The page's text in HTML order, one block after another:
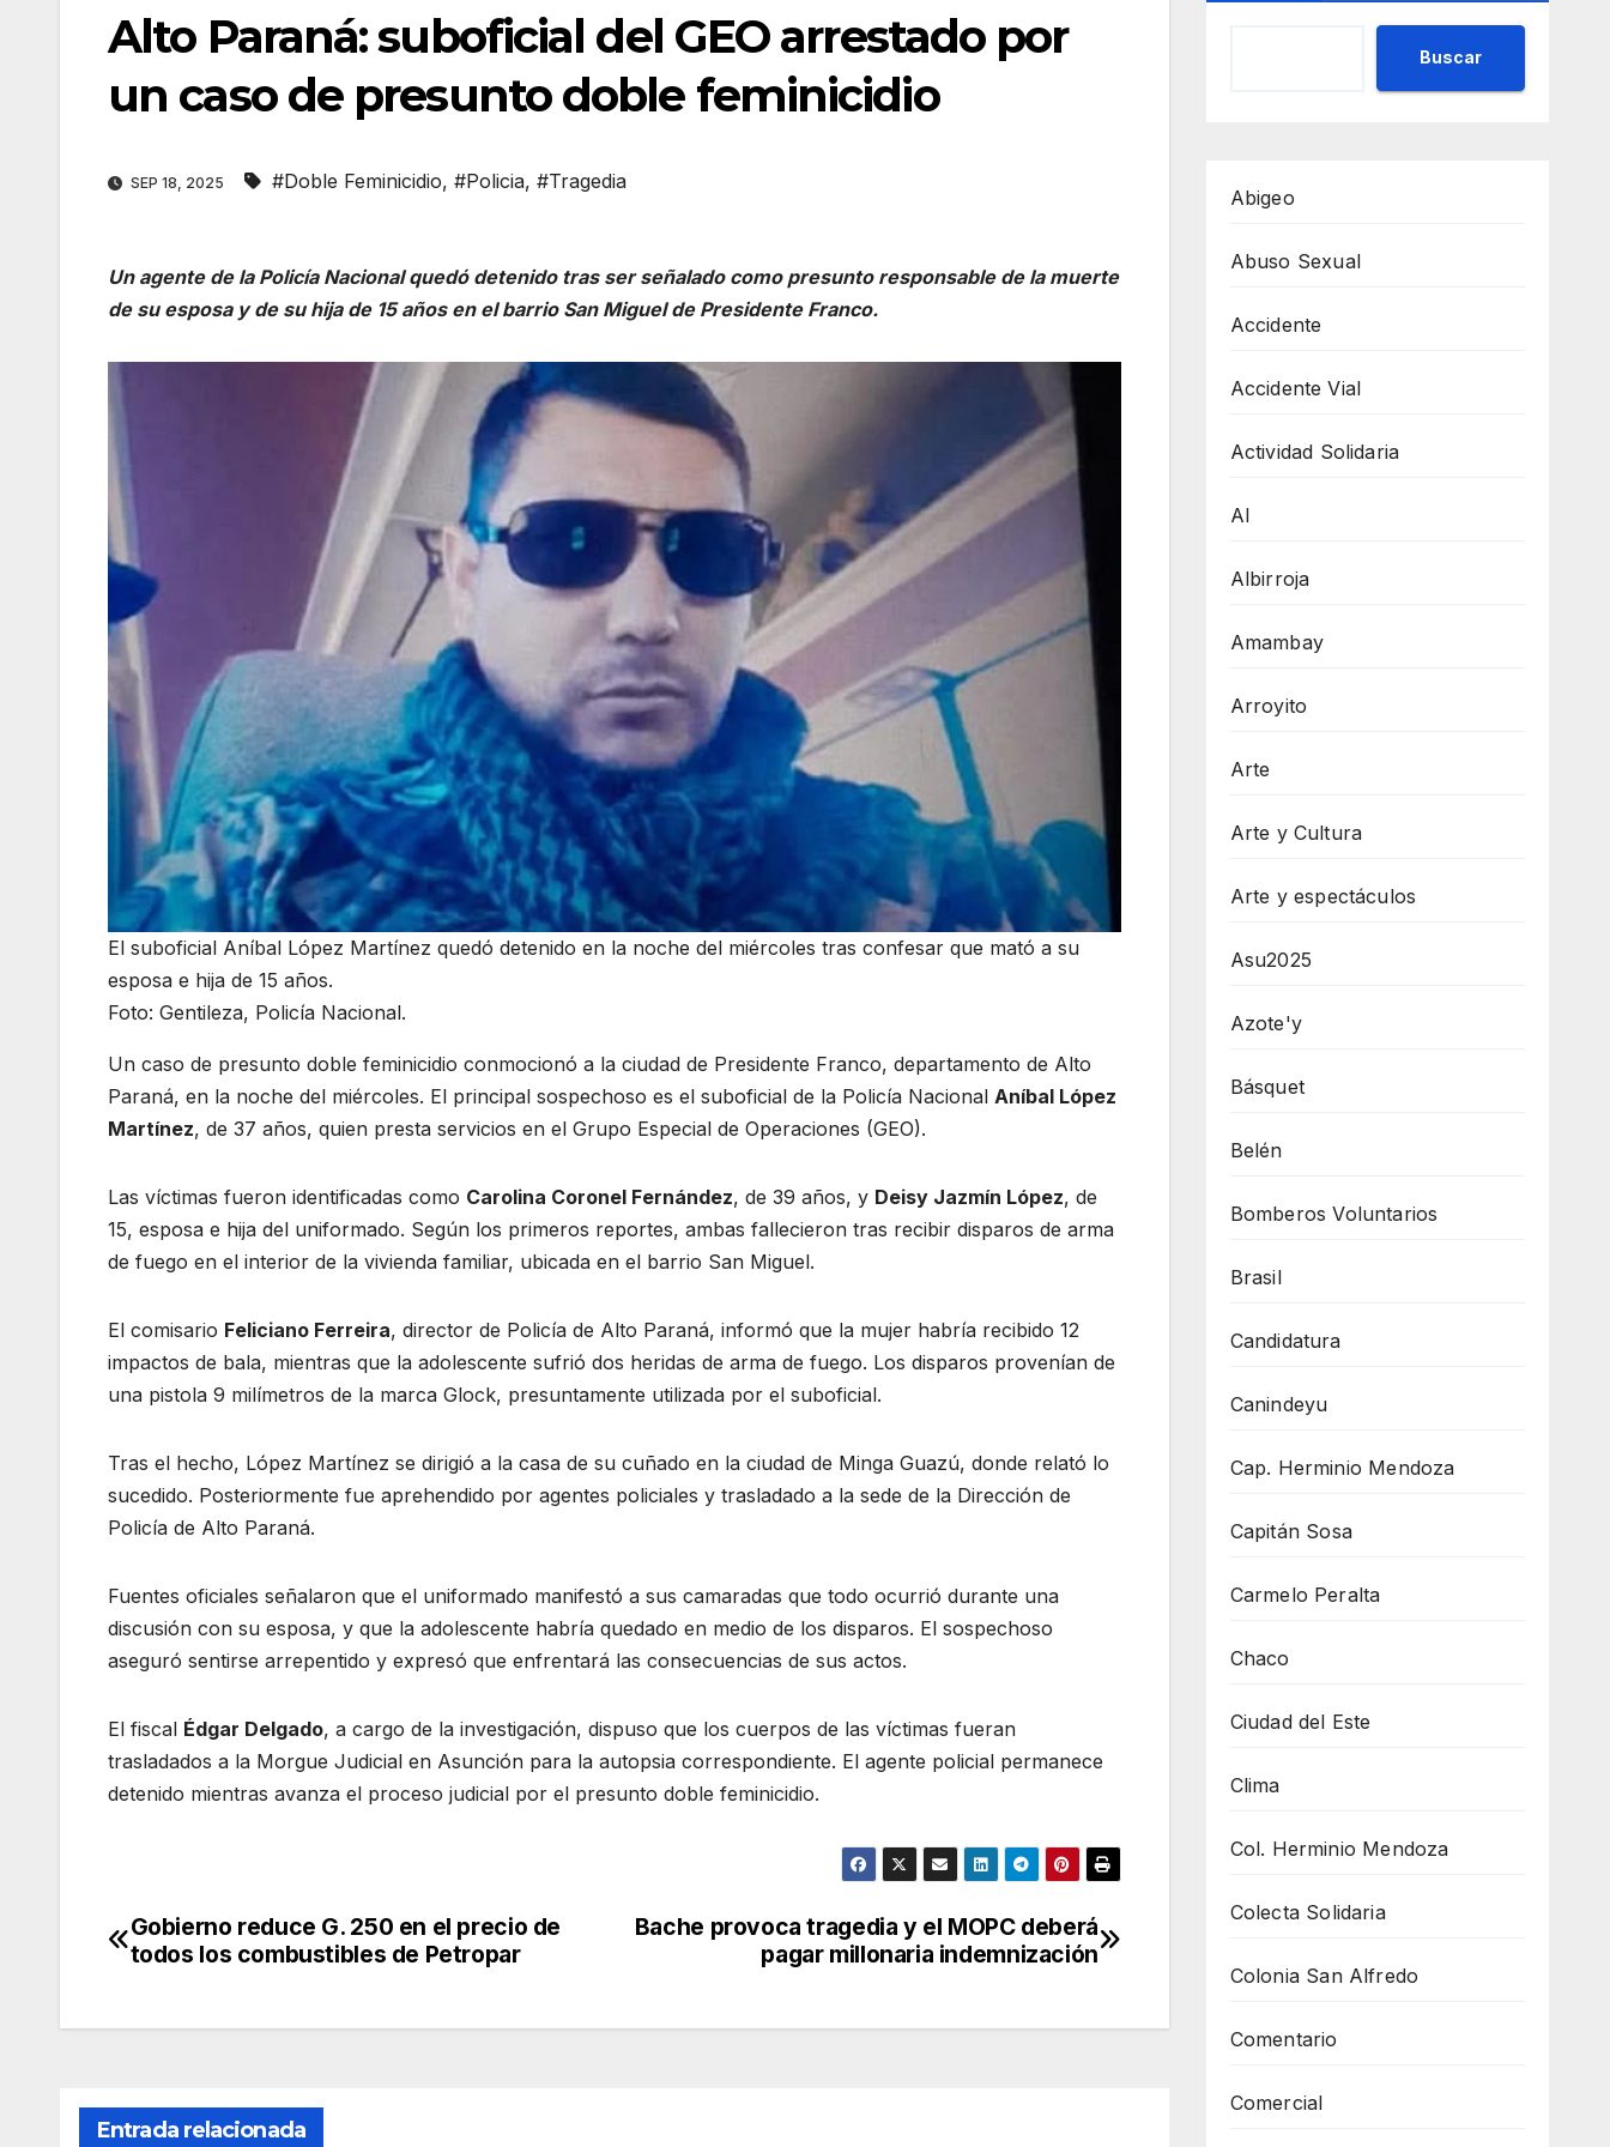
Alto Paraná: suboficial del GEO arrestado por
un caso de presunto doble feminicidio
SEP 18, 2025 #Doble Feminicidio, #Policia, #Tragedia
Un agente de la Policía Nacional quedó detenido tras ser señalado como presunto responsable de la muerte
de su esposa y de su hija de 15 años en el barrio San Miguel de Presidente Franco.
El suboficial Aníbal López Martínez quedó detenido en la noche del miércoles tras confesar que mató a su
esposa e hija de 15 años.
Foto: Gentileza, Policía Nacional.
Un caso de presunto doble feminicidio conmocionó a la ciudad de Presidente Franco, departamento de Alto
Paraná, en la noche del miércoles. El principal sospechoso es el suboficial de la Policía Nacional Aníbal López
Martínez, de 37 años, quien presta servicios en el Grupo Especial de Operaciones (GEO).
Las víctimas fueron identificadas como Carolina Coronel Fernández, de 39 años, y Deisy Jazmín López, de
15, esposa e hija del uniformado. Según los primeros reportes, ambas fallecieron tras recibir disparos de arma
de fuego en el interior de la vivienda familiar, ubicada en el barrio San Miguel.
El comisario Feliciano Ferreira, director de Policía de Alto Paraná, informó que la mujer habría recibido 12
impactos de bala, mientras que la adolescente sufrió dos heridas de arma de fuego. Los disparos provenían de
una pistola 9 milímetros de la marca Glock, presuntamente utilizada por el suboficial.
Tras el hecho, López Martínez se dirigió a la casa de su cuñado en la ciudad de Minga Guazú, donde relató lo
sucedido. Posteriormente fue aprehendido por agentes policiales y trasladado a la sede de la Dirección de
Policía de Alto Paraná.
Fuentes oficiales señalaron que el uniformado manifestó a sus camaradas que todo ocurrió durante una
discusión con su esposa, y que la adolescente habría quedado en medio de los disparos. El sospechoso
aseguró sentirse arrepentido y expresó que enfrentará las consecuencias de sus actos.
El fiscal Édgar Delgado, a cargo de la investigación, dispuso que los cuerpos de las víctimas fueran
trasladados a la Morgue Judicial en Asunción para la autopsia correspondiente. El agente policial permanece
detenido mientras avanza el proceso judicial por el presunto doble feminicidio.
Navegación
entradas
Bache provoca tragedia y el MOPC deberá
pagar millonaria indemnización
Gobierno reduce G. 250 en el precio de
todos los combustibles de Petropar
Entrada relacionada
Buscar
Abigeo
Abuso Sexual
Accidente
Accidente Vial
Actividad Solidaria
AI
Albirroja
Amambay
Arroyito
Arte
Arte y Cultura
Arte y espectáculos
Asu2025
Azote'y
Básquet
Belén
Bomberos Voluntarios
Brasil
Candidatura
Canindeyu
Cap. Herminio Mendoza
Capitán Sosa
Carmelo Peralta
Chaco
Ciudad del Este
Clima
Col. Herminio Mendoza
Colecta Solidaria
Colonia San Alfredo
Comentario
Comercial